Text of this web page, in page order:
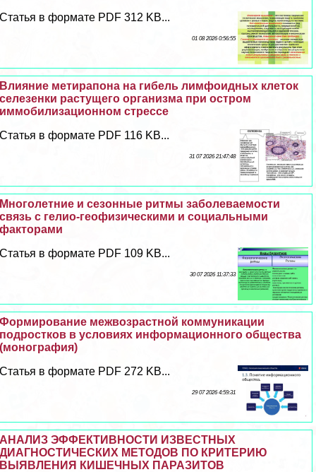
Статья в формате PDF 312 KB...
01 08 2026 0:56:55
Влияние метирапона на гибель лимфоидных клеток
селезенки растущего организма при остром
иммобилизационном стрессе
Статья в формате PDF 116 KB...
31 07 2026 21:47:48
Многолетние и сезонные ритмы заболеваемости
связь с гелио-геофизическими и социальными
факторами
Статья в формате PDF 109 KB...
30 07 2026 11:37:33
Формирование межвозрастной коммуникации
подростков в условиях информационного общества
(монография)
Статья в формате PDF 272 KB...
29 07 2026 4:59:31
АНАЛИЗ ЭФФЕКТИВНОСТИ ИЗВЕСТНЫХ
ДИАГНОСТИЧЕСКИХ МЕТОДОВ ПО КРИТЕРИЮ
ВЫЯВЛЕНИЯ КИШЕЧНЫХ ПАРАЗИТОВ